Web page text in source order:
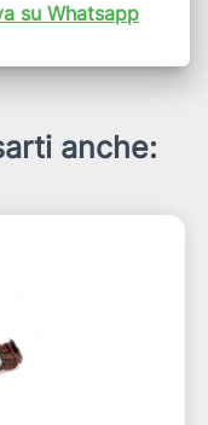
su Whatsapp
anche: